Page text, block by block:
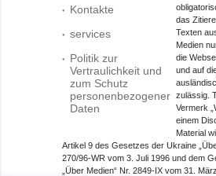
Kontakte
services
Politik zur
Vertraulichkeit und
zum Schutz
personenbezogener
Daten
das
Texten
Medien
die
und auf
zulässig.
Vermerk
einem
Material
Artikel 9 des Gesetzes der Ukraine
270/96-WR vom 3. Juli 1996 und dem
„Über Medien“ Nr. 2849-IX vom 31.